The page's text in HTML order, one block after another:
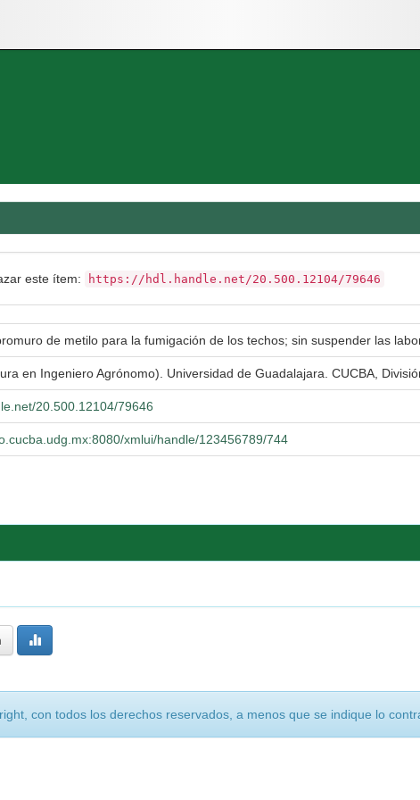
este ítem: https://hdl.handle.net/20.500.12104/79646
de metilo para la fumigación de los techos; sin suspender las
en Ingeniero Agrónomo). Universidad de Guadalajara. CUCBA,
20.500.12104/79646
xmlui/handle/123456789/744
con todos los derechos reservados, a menos que se indique lo